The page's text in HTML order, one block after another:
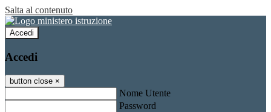
Salta al contenuto
Accedi
Accedi
button close ×
Nome Utente
Password